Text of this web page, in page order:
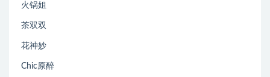
火锅姐
茶双双
花神妙
Chic原醉